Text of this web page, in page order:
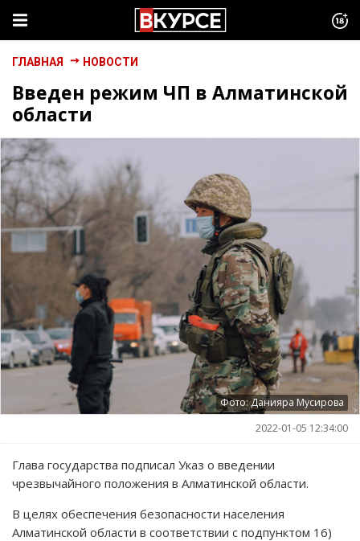
ГЛАВНАЯ НОВОСТИ
Введен режим ЧП в Алматинской
области
Фото: Данияра Мусирова
2022-01-05 12:34:00
Глава государства подписал Указ о введении
чрезвычайного положения в Алматинской области.
В целях обеспечения безопасности населения
Алматинской области в соответствии с подпунктом 16)